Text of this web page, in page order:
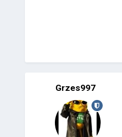
Grzes997